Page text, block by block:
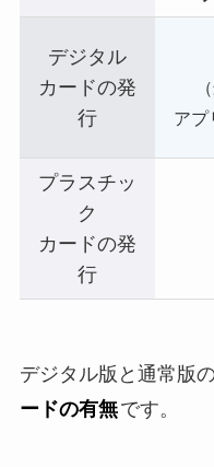
デジタル
カードの発
行
アプ
プラスチッ
ク
カードの発
行
デジタル版と通常版
ードの有無です。